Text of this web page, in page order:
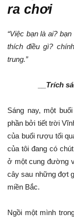
ra chơi
“Việc bạn là ai?
thích điều gì?
trung.”
__Trích
Sáng nay, một
phần bởi tiết trời
của buổi rượu tối
của tôi đang có
ở một cung đường
cây sau những đợt
miền Bắc.
Ngồi một mình